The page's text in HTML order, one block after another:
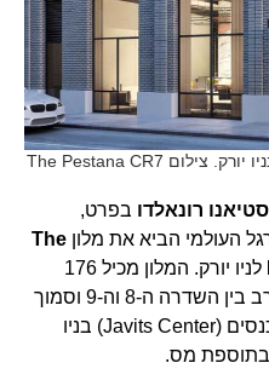
המלון החדש של כריסטיאנו רונלדו בניו יורק. צילום The Pestana CR7
רונאלדובפרט,
הביא את מלוןThe
לניו יורק. המלון מכיל 176
מערב בין השדרה ה-8 וה-9 וסמוך
לשכונת הדסון יארדס ולמרכז הכנסים (Javits Center) בניו